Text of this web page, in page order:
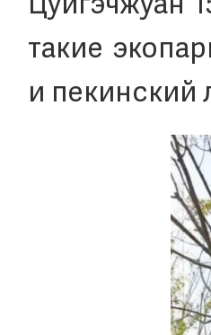
такие
и пекинский